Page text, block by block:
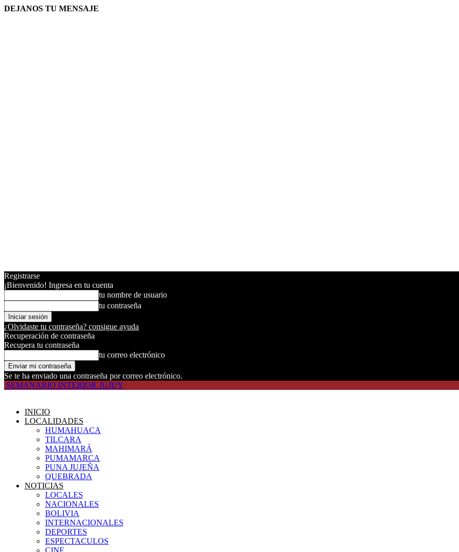
DEJANOS TU MENSAJE
Registrarse
¡Bienvenido! Ingresa en tu cuenta
tu nombre de usuario
tu contraseña
¿Olvidaste tu contraseña? consigue ayuda
Recuperación de contraseña
Recupera tu contraseña
tu correo electrónico
Se te ha enviado una contraseña por correo electrónico.
SEMANARIO INTERIOR JUJUY
INICIO
LOCALIDADES
HUMAHUACA
TILCARA
MAHIMARÁ
PUMAMARCA
PUNA JUJEÑA
QUEBRADA
NOTICIAS
LOCALES
NACIONALES
BOLIVIA
INTERNACIONALES
DEPORTES
ESPECTACULOS
CINE